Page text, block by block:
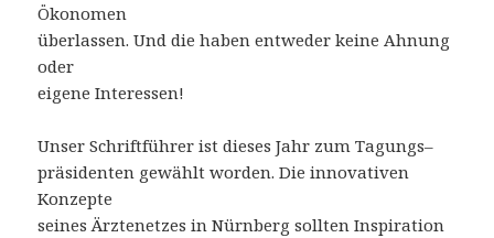
Ökonomen
überlassen. Und die haben entweder keine Ahnung
oder
eigene Interessen!
Unser Schriftführer ist dieses Jahr zum Tagungs–
präsidenten gewählt worden. Die innovativen
Konzepte
seines Ärztenetzes in Nürnberg sollten Inspiration